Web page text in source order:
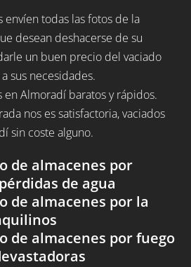
envíen todas las fotos de la
desean deshacerse de su
un buen precio del vaciado
sus necesidades.
en Almoradí baratos y rápidos.
nos es satisfactoria, vaciados
sin coste alguno.
de almacenes por
de agua
de almacenes por la
de almacenes por fuego